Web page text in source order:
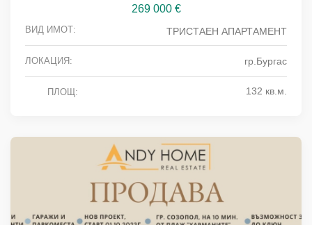
269 000 €
ВИД ИМОТ: ТРИСТАЕН АПАРТАМЕНТ
ЛОКАЦИЯ: гр.Бургас
ПЛОЩ: 132 кв.м.